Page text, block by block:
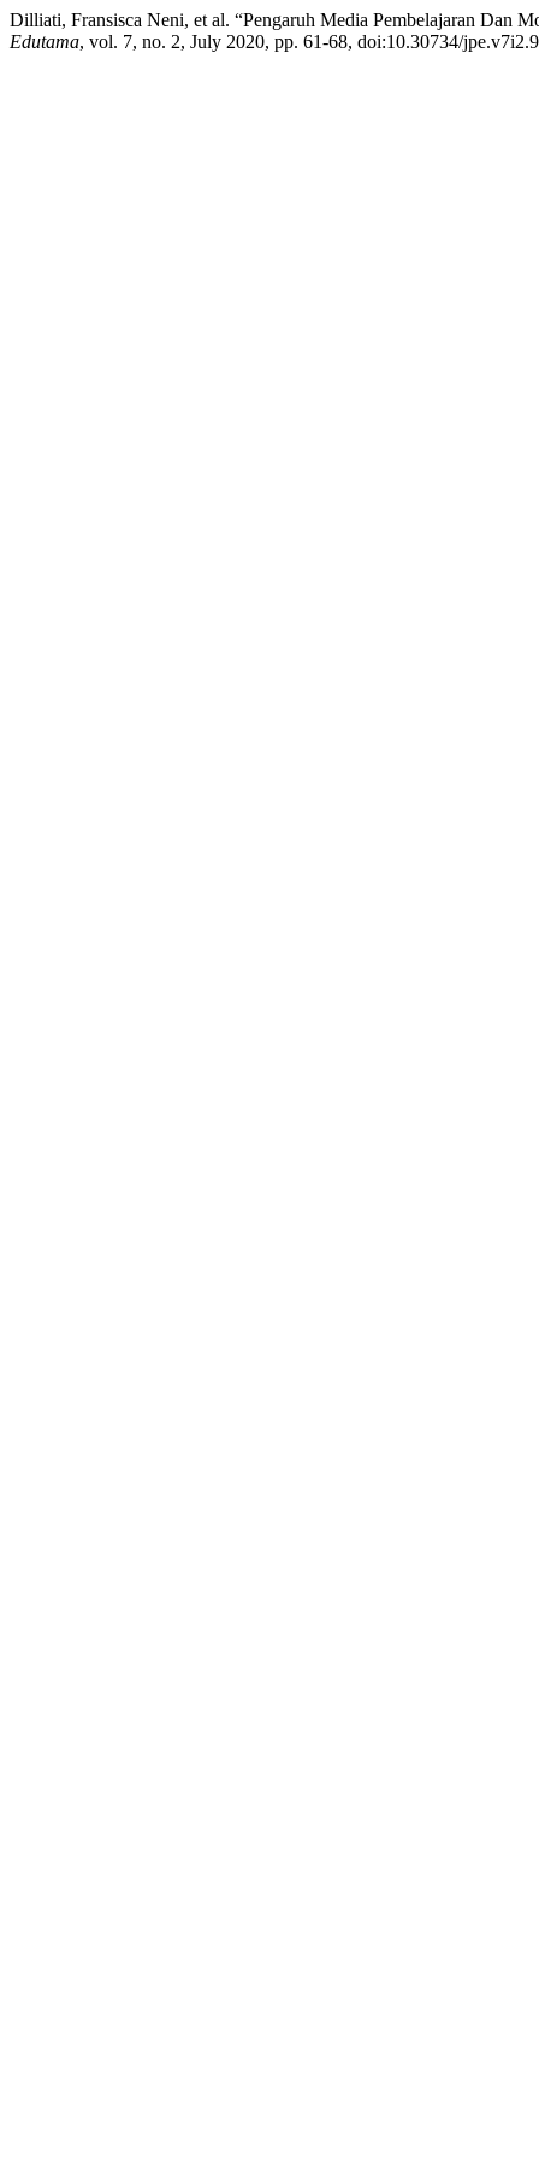
Dilliati, Fransisca Neni, et al. “Pengaruh Media Pembelajaran Dan
Edutama, vol. 7, no. 2, July 2020, pp. 61-68, doi:10.30734/